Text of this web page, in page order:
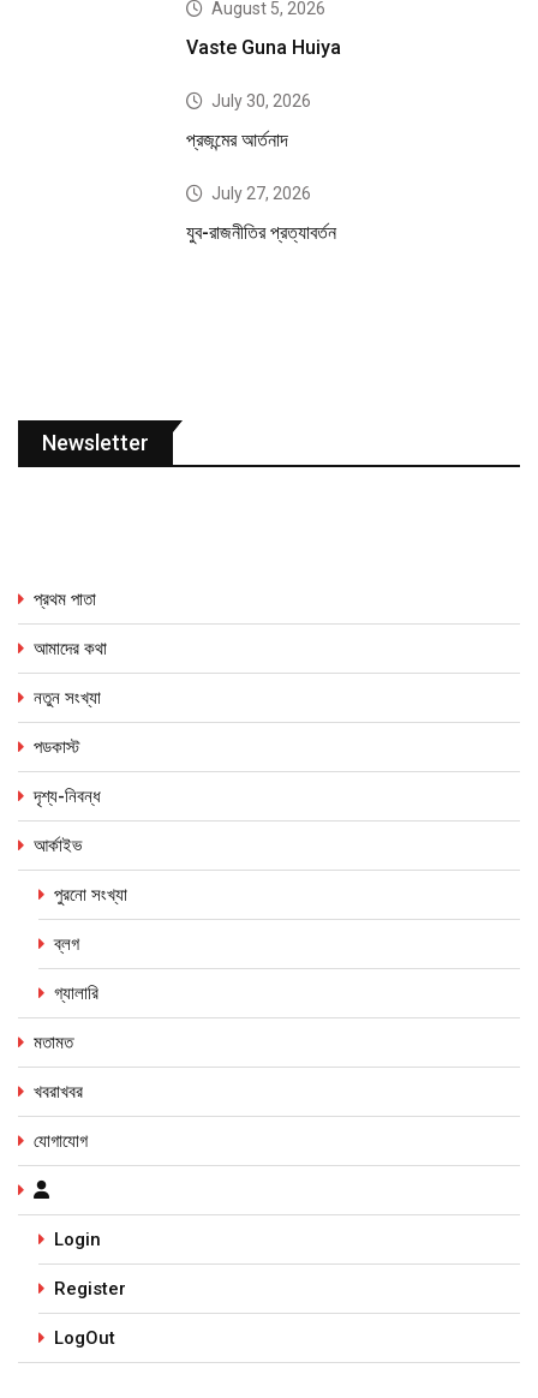
August 5, 2026
Vaste Guna Huiya
July 30, 2026
প্রজন্মের আর্তনাদ
July 27, 2026
যুব-রাজনীতির প্রত্যাবর্তন
Newsletter
প্রথম পাতা
আমাদের কথা
নতুন সংখ্যা
পডকাস্ট
দৃশ্য-নিবন্ধ
আর্কাইভ
পুরনো সংখ্যা
ব্লগ
গ্যালারি
মতামত
খবরাখবর
যোগাযোগ
Login
Register
LogOut